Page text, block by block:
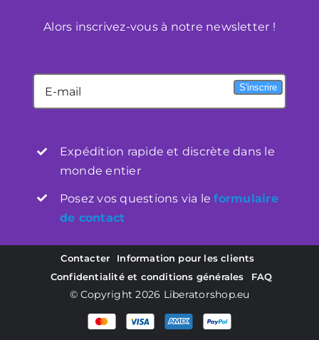
Winkelwagen
Alors inscrivez-vous à notre newsletter !
S'inscrire
Expédition rapide et discrète dans le
monde entier
Posez vos questions via leformulaire
de contact
Contacter
Information pour les clients
Confidentialité et conditions générales
FAQ
© Copyright 2026 Liberatorshop.eu